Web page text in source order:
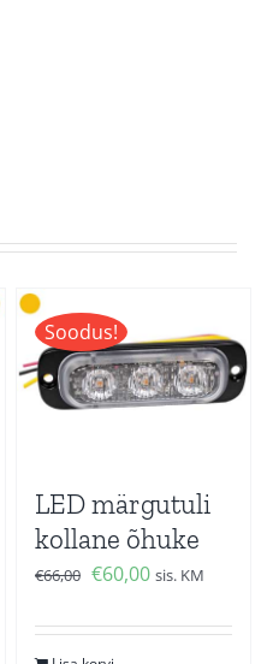
Soodus!
LED märgutuli
kollane õhuke
€66,00 Algne
oli:
€60,00Current
is:
sis. KM